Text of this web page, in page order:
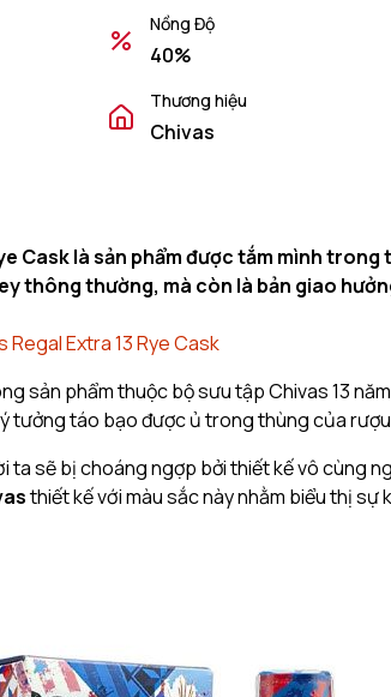
Nồng Độ
40%
Thương hiệu
Chivas
Cask là sản phẩm được tắm mình
thông thường, mà còn là bản giao
Regal Extra 13 Rye Cask
sản phẩm thuộc bộ sưu tập Chivas 13
tưởng táo bạo được ủ trong thùng của
ta sẽ bị choáng ngợp bởi thiết kế vô cùng
thiết kế với màu sắc này nhằm biểu thị sự